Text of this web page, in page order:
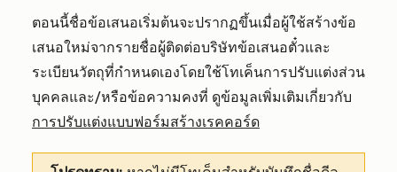
ตอนนี้ชื่อข้อเสนอเริ่มต้นจะปรากฏขึ้นเมื่อผู้ใช้สร้างข้อ
เสนอใหม่จากรายชื่อผู้ติดต่อบริษัทข้อเสนอตั๋วและ
ระเบียนวัตถุที่กำหนดเองโดยใช้โทเค็นการปรับแต่งส่วน
บุคคลและ/หรือข้อความคงที่ ดูข้อมูลเพิ่มเติมเกี่ยวกับ
การปรับแต่งแบบฟอร์มสร้างเรคคอร์ด